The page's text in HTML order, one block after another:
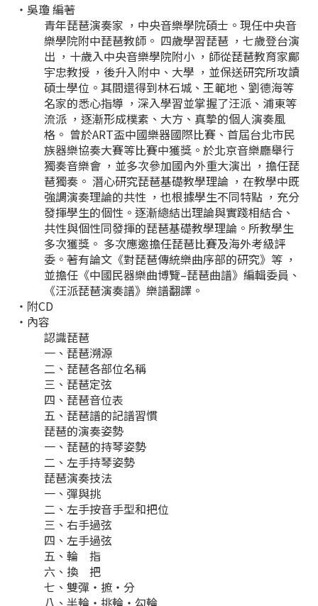
・吳瓊 編著
青年琵琶演奏家 ，中央音樂學院碩士。現任中央音
樂學院附中琵琶教師。 四歲學習琵琶 ，七歲登台演
出 ，十歲入中央音樂學院附小 ，師從琵琶教育家鄺
宇忠教授 ，後升入附中、大學 ，並保送研究所攻讀
碩士學位。其間還得到林石城、王範地、劉德海等
名家的悉心指導 ，深入學習並掌握了汪派、浦東等
流派 ，逐漸形成樸素、大方、真摯的個人演奏風
格。 曾於ART盃中國樂器國際比賽、首屆台北市民
族器樂協奏大賽等比賽中獲獎。於北京音樂廳舉行
獨奏音樂會 ，並多次參加國內外重大演出 ，擔任琵
琶獨奏。 潛心研究琵琶基礎教學理論 ，在教學中既
強調演奏理論的共性 ，也根據學生不同特點 ，充分
發揮學生的個性。逐漸總結出理論與實踐相結合、
共性與個性同發揮的琵琶基礎教學理論。所教學生
多次獲獎。 多次應邀擔任琵琶比賽及海外考級評
委。著有論文《對琵琶傳統樂曲序部的研究》等 ，
並擔任《中國民器樂曲博覽–琵琶曲譜》編輯委員、
《汪派琵琶演奏譜》樂譜翻譯。
・附CD
・內容
認識琵琶
一、琵琶溯源
二、琵琶各部位名稱
三、琵琶定弦
四、琵琶音位表
五、琵琶譜的記譜習慣
琵琶的演奏姿勢
一、琵琶的持琴姿勢
二、左手持琴姿勢
琵琶演奏技法
一、彈與挑
二、左手按音手型和把位
三、右手過弦
四、左手過弦
五、輪 指
六、換 把
七、雙彈‧摭‧分
八、半輪‧挑輪‧勾輪